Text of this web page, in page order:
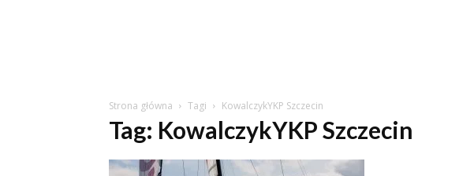
Strona główna Tagi KowalczykYKP Szczecin
Tag: KowalczykYKP Szczecin